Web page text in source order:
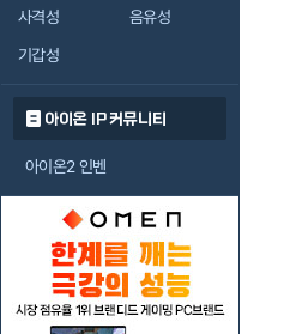
사격성
음유성
기갑성
아이온 IP 커뮤니티
아이온2 인벤